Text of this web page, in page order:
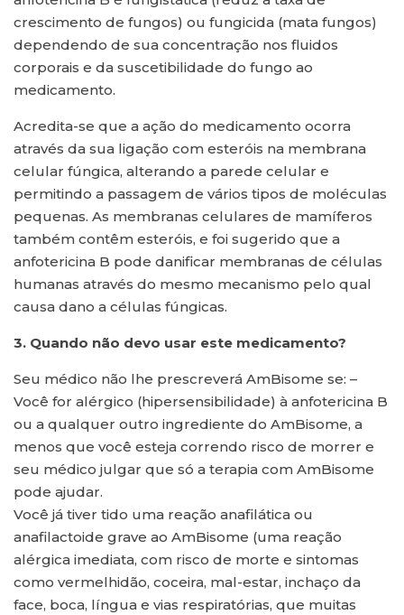
crescimento de fungos) ou fungicida (mata fungos)
dependendo de sua concentração nos fluidos
corporais e da suscetibilidade do fungo ao
medicamento.
Acredita-se que a ação do medicamento ocorra
através da sua ligação com esteróis na membrana
celular fúngica, alterando a parede celular e
permitindo a passagem de vários tipos de moléculas
pequenas. As membranas celulares de mamíferos
também contêm esteróis, e foi sugerido que a
anfotericina B pode danificar membranas de células
humanas através do mesmo mecanismo pelo qual
causa dano a células fúngicas.
3. Quando não devo usar este medicamento?
Seu médico não lhe prescreverá AmBisome se: –
Você for alérgico (hipersensibilidade) à anfotericina B
ou a qualquer outro ingrediente do AmBisome, a
menos que você esteja correndo risco de morrer e
seu médico julgar que só a terapia com AmBisome
pode ajudar.
Você já tiver tido uma reação anafilática ou
anafilactoide grave ao AmBisome (uma reação
alérgica imediata, com risco de morte e sintomas
como vermelhidão, coceira, mal-estar, inchaço da
face, boca, língua e vias respiratórias, que muitas